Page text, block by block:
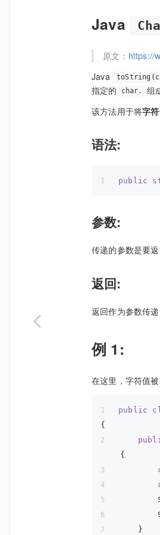
Java
原文： https://
Java
指定的
char.
组
该方法用于将字
语法:
public
参数:
传递的参数是要
返回:
返回作为参数传
例 1:
在这里，字符值
public
{
{
    }